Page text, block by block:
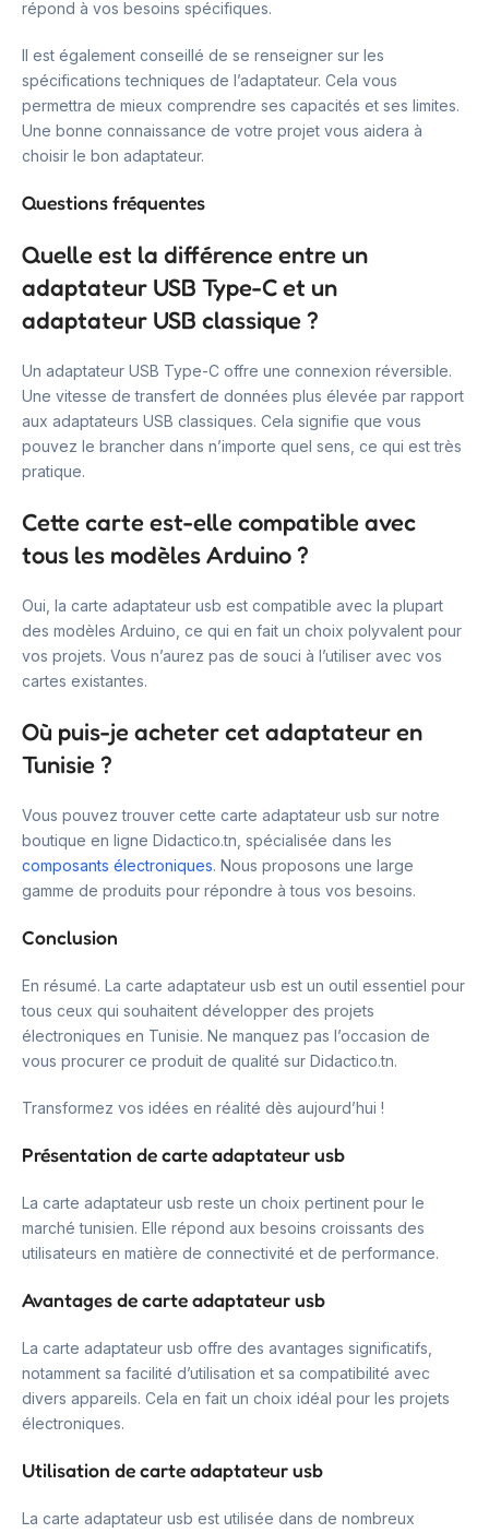
répond à vos besoins spécifiques.
Il est également conseillé de se renseigner sur les
spécifications techniques de l’adaptateur. Cela vous
permettra de mieux comprendre ses capacités et ses limites.
Une bonne connaissance de votre projet vous aidera à
choisir le bon adaptateur.
Questions fréquentes
Quelle est la différence entre un
adaptateur USB Type-C et un
adaptateur USB classique ?
Un adaptateur USB Type-C offre une connexion réversible.
Une vitesse de transfert de données plus élevée par rapport
aux adaptateurs USB classiques. Cela signifie que vous
pouvez le brancher dans n’importe quel sens, ce qui est très
pratique.
Cette carte est-elle compatible avec
tous les modèles Arduino ?
Oui, la carte adaptateur usb est compatible avec la plupart
des modèles Arduino, ce qui en fait un choix polyvalent pour
vos projets. Vous n’aurez pas de souci à l’utiliser avec vos
cartes existantes.
Où puis-je acheter cet adaptateur en
Tunisie ?
Vous pouvez trouver cette carte adaptateur usb sur notre
boutique en ligne Didactico.tn, spécialisée dans les
composants électroniques. Nous proposons une large
gamme de produits pour répondre à tous vos besoins.
Conclusion
En résumé. La carte adaptateur usb est un outil essentiel pour
tous ceux qui souhaitent développer des projets
électroniques en Tunisie. Ne manquez pas l’occasion de
vous procurer ce produit de qualité sur Didactico.tn.
Transformez vos idées en réalité dès aujourd’hui !
Présentation de carte adaptateur usb
La carte adaptateur usb reste un choix pertinent pour le
marché tunisien. Elle répond aux besoins croissants des
utilisateurs en matière de connectivité et de performance.
Avantages de carte adaptateur usb
La carte adaptateur usb offre des avantages significatifs,
notamment sa facilité d’utilisation et sa compatibilité avec
divers appareils. Cela en fait un choix idéal pour les projets
électroniques.
Utilisation de carte adaptateur usb
La carte adaptateur usb est utilisée dans de nombreux